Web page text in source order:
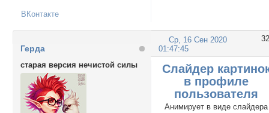
ВКонтакте
32
Ср, 16 Сен 2020
01:47:45
Герда
старая версия нечистой силы
Слайдер
в профиле
пользователя
Анимирует в виде слайдера